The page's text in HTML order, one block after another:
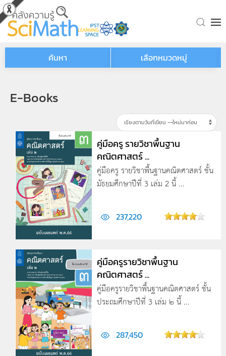
Skip to main content
ค้นหา เลือกหมวดหมู่
E-Books
คู่มือครู รายวิชาพื้นฐาน
คณิตศาสตร์ ...
คู่มือครู รายวิชาพื้นฐานคณิตศาสตร์ ชั้น
มัธยมศึกษาปีที่ 3 เล่ม 2 นี้ ...
237,220
คู่มือครูรายวิชาพื้นฐาน
คณิตศาสตร์ ...
คู่มือครูรายวิชาพื้นฐานคณิตศาสตร์ ชั้น
ประถมศึกษาปีที่ 3 เล่ม ๒ นี้ ...
287,450